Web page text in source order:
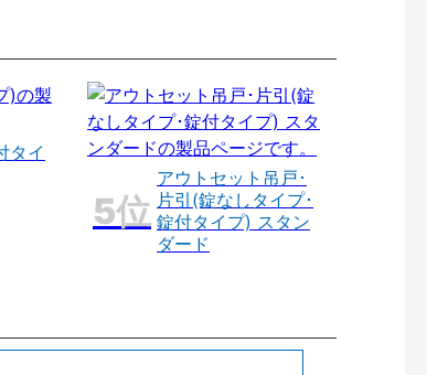
タイ
アウトセット吊戸･
片引(錠なしタイプ･
錠付タイプ) スタン
ダード